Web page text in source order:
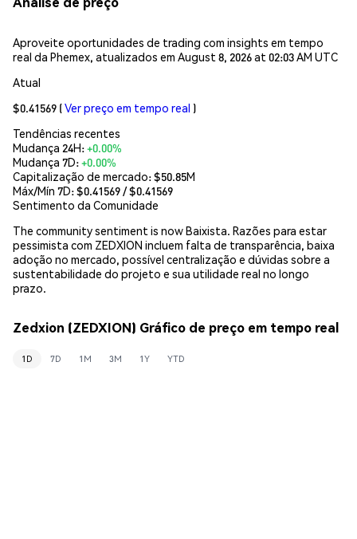
Aproveite oportunidades de trading com insights em tempo
real da Phemex, atualizados em August 8, 2026 at 02:03 AM UTC
Atual
$0.41569 (Ver preço em tempo real )
Tendências recentes
Mudança 24H:+0.00%
Mudança 7D:+0.00%
Capitalização de mercado:$50.85M
Máx/Mín 7D: $0.41569/ $0.41569
Sentimento da Comunidade
The community sentiment is now Baixista. Razões para estar
pessimista com ZEDXION incluem falta de transparência, baixa
adoção no mercado, possível centralização e dúvidas sobre a
sustentabilidade do projeto e sua utilidade real no longo
prazo.
Zedxion (ZEDXION) Gráfico de preço em tempo real
1D 7D 1M 3M 1Y YTD